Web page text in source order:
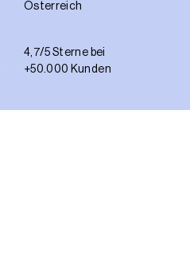
Österreich
4,7/5 Sterne bei
+50.000 Kunden